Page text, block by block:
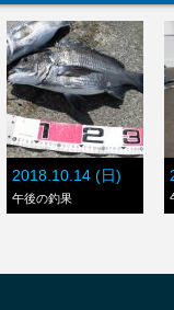
2018.10.14 (日)
午後の釣果